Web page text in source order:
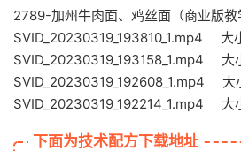
2789-加州牛肉面、鸡丝面（商业
SVID_20230319_193810_1.mp4
SVID_20230319_193158_1.mp4
SVID_20230319_192608_1.mp4
SVID_20230319_192214_1.mp4
下面为技术配方下载地址